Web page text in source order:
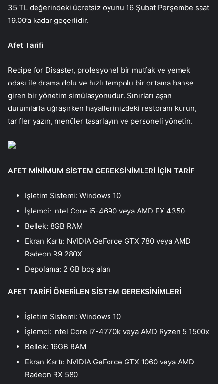
35 TL değerindeki ücretsiz oyunu 16 Şubat Perşembe saat
19.00’a kadar geçerlidir.
Afet Tarifi
Recipe for Disaster, profesyonel bir mutfak ve yemek
odası ile drama dolu ve hızlı tempolu bir ortama bahse
giren bir yönetim simülasyonudur. Sınırları aşan
durumlarla uğraşırken hayallerinizdeki restoranı kurun,
tarifler yazın, menüler tasarlayın ve personeli yönetin.
AFET MİNİMUM SİSTEM GEREKSİNİMLERİ İÇİN TARİF
İşletim Sistemi: Windows 10
İşlemci: Intel Core i5-4690 veya AMD FX 4350
Bellek: 8GB RAM
Ekran Kartı: NVIDIA GeForce GTX 780 veya AMD
Radeon R9 280X
Depolama: 2 GB boş alan
AFET TARİFİ ÖNERİLEN SİSTEM GEREKSİNİMLERİ
İşletim Sistemi: Windows 10
İşlemci: Intel Core i7-4770k veya AMD Ryzen 5 1500x
Bellek: 16GB RAM
Ekran Kartı: NVIDIA GeForce GTX 1060 veya AMD
Radeon RX 580